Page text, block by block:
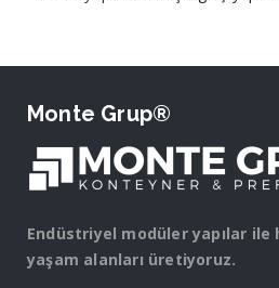
Monte Grup®
Endüstriyel modüler yapılar ile
yaşam alanları üretiyoruz.